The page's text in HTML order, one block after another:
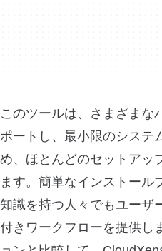
このツールは、さまざまな
ポートし、最小限のシステ
め、ほとんどのセットアッ
ます。簡単なインストール
知識を持つ人々でもユーザ
付きワークフローを提供し